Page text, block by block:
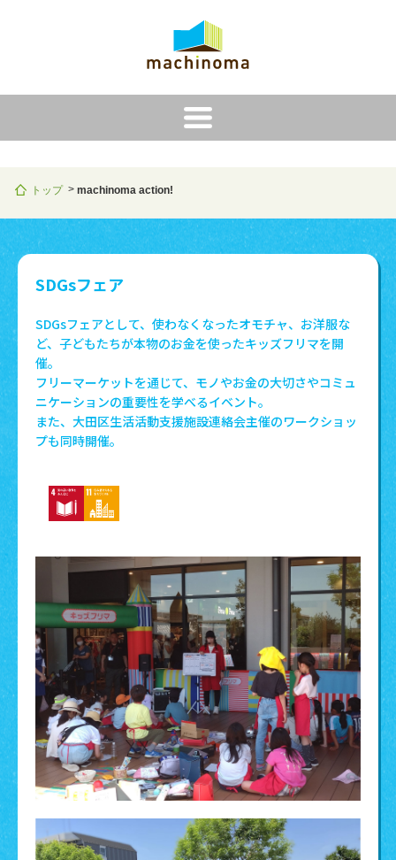
トップ machinoma action!
SDGsフェア
SDGsフェアとして、使わなくなったオモチャ、お洋服な
ど、子どもたちが本物のお金を使ったキッズフリマを開
催。
フリーマーケットを通じて、モノやお金の大切さやコミュ
ニケーションの重要性を学べるイベント。
また、大田区生活活動支援施設連絡会主催のワークショッ
プも同時開催。